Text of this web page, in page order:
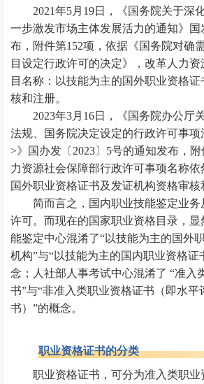
2021年5月19日，《国务院关于深
一步激发市场主体发展活力的通知》国
布，附件第152项，依据《国务院对确
目设定行政许可的决定》，改革人力
目名称：以技能为主的国外职业资格
核和注册。
2023年3月16日，《国务院办公厅
法规、国务院决定设定的行政许可事项
>》国办发〔2023〕5号的通知发布，附
力资源社会保障部行政许可事项名称
国外职业资格证书及发证机构资格审核
简而言之，国内职业技能鉴定业
许可。而现在的国家职业资格目录，
能鉴定中心混淆了“以技能为主的国外
机构”与“以技能为主的国内职业资格证
念；人社部人事考试中心混淆了 “准入
书”与“非准入类职业资格证书（即水平
书）”的概念。
职业资格证书的分类
职业资格证书，可分为准入类职